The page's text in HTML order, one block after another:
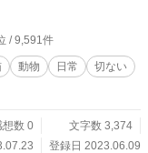
/ 9,591件
動物 日常
切ない
想数 0
文字数 3,374
登録日 2023.06.09